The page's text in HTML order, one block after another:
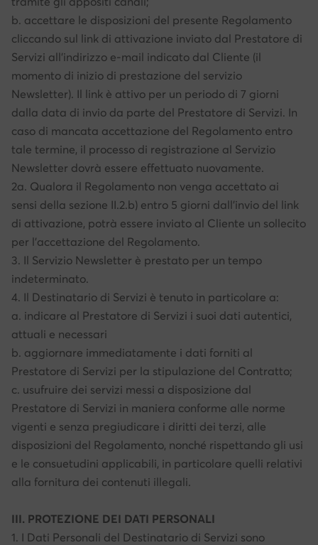
b. accettare le disposizioni del presente Regolamento
cliccando sul link di attivazione inviato dal Prestatore di
Servizi all’indirizzo e-mail indicato dal Cliente (il
momento di inizio di prestazione del servizio
Newsletter). Il link è attivo per un periodo di 7 giorni
dalla data di invio da parte del Prestatore di Servizi. In
caso di mancata accettazione del Regolamento entro
tale termine, il processo di registrazione al Servizio
Newsletter dovrà essere effettuato nuovamente.
2a. Qualora il Regolamento non venga accettato ai
sensi della sezione II.2.b) entro 5 giorni dall'invio del link
di attivazione, potrà essere inviato al Cliente un sollecito
per l'accettazione del Regolamento.
3. Il Servizio Newsletter è prestato per un tempo
indeterminato.
4. Il Destinatario di Servizi è tenuto in particolare a:
a. indicare al Prestatore di Servizi i suoi dati autentici,
attuali e necessari
b. aggiornare immediatamente i dati forniti al
Prestatore di Servizi per la stipulazione del Contratto;
c. usufruire dei servizi messi a disposizione dal
Prestatore di Servizi in maniera conforme alle norme
vigenti e senza pregiudicare i diritti dei terzi, alle
disposizioni del Regolamento, nonché rispettando gli usi
e le consuetudini applicabili, in particolare quelli relativi
alla fornitura dei contenuti illegali.
III. PROTEZIONE DEI DATI PERSONALI
1. I Dati Personali del Destinatario di Servizi sono